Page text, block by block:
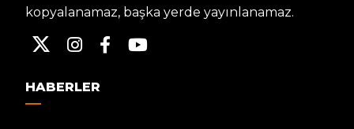
kopyalanamaz, başka yerde yayınlanamaz.
HABERLER